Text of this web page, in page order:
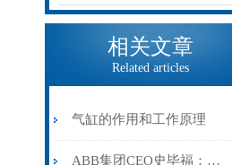
相关文章
Related articles
气缸的作用和工作原理
ABB集团CEO史毕福：应对气候变化从身边做起